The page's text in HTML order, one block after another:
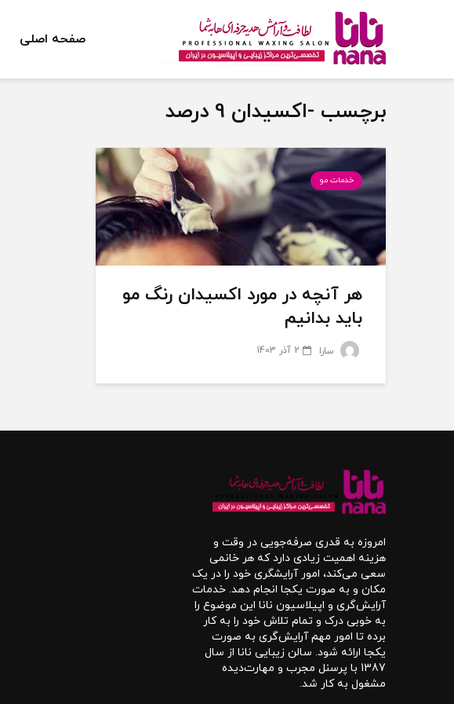
صفحه اصلی
برچسب -اکسیدان 9 درصد
خدمات مو
هر آنچه در مورد اکسیدان رنگ مو
باید بدانیم
سارا 2 آذر 1403
امروزه به قدری صرفه‌جویی در وقت و
هزینه اهمیت زیادی دارد که هر خانمی
سعی می‌کند، امور آرایشگری خود را در یک
مکان و به صورت یکجا انجام دهد. خدمات
آرایش‌گری و اپیلاسیون نانا این موضوع را
به خوبی درک و تمام تلاش خود را به کار
برده تا امور مهم آرایش‌گری به صورت
یکجا ارائه شود. سالن زیبایی نانا از سال
1387 با پرسنل مجرب و مهارت‌دیده
مشغول به کار شد.